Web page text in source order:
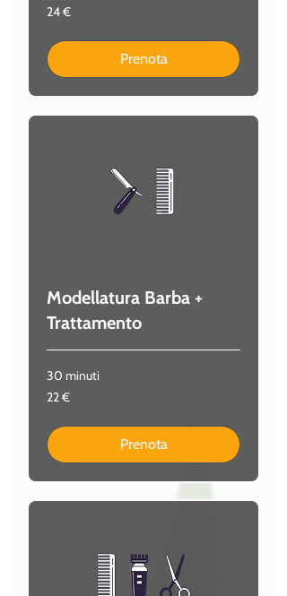
24
euro
24 €
Prenota
Modellatura Barba +
Trattamento
30 minuti
22
euro
22 €
Prenota